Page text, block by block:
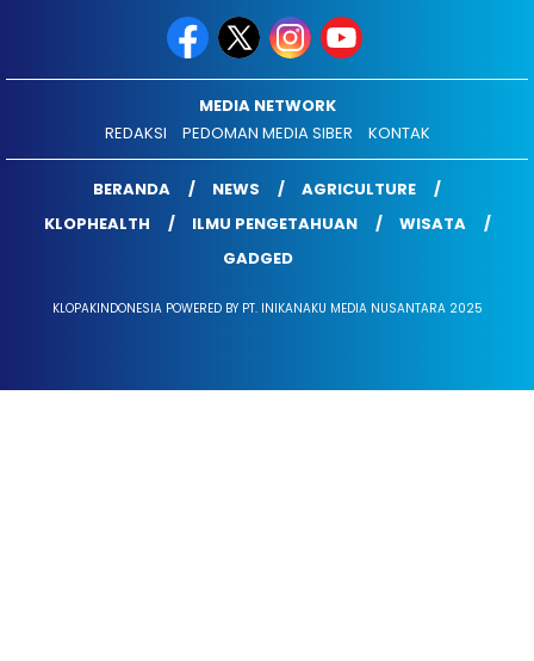
MEDIA NETWORK
REDAKSI
PEDOMAN MEDIA SIBER KONTAK
BERANDA NEWS
AGRICULTURE
KLOPHEALTH
ILMU PENGETAHUAN
WISATA
GADGED
KLOPAKINDONESIA POWERED BY PT. INIKANAKU MEDIA NUSANTARA 2025